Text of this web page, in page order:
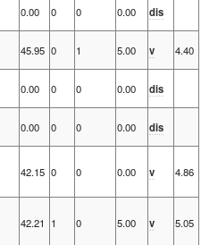
0.00 0 0 0.00
dis
45.95 0 1 5.00 v
4.40
0.00 0 0 0.00
dis
0.00 0 0 0.00
dis
42.15 0 0 0.00 v 4.86
42.21 1 0 5.00 v 5.05